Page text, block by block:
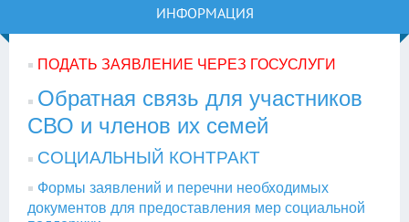
ИНФОРМАЦИЯ
ПОДАТЬ ЗАЯВЛЕНИЕ ЧЕРЕЗ ГОСУСЛУГИ
Обратная связь для участников
СВО и членов их семей
СОЦИАЛЬНЫЙ КОНТРАКТ
Формы заявлений и перечни необходимых
документов для предоставления мер социальной